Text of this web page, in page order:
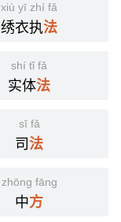
xiù yī zhí fǎ
绣衣执法
shí tǐ fǎ
实体法
sī fǎ
司法
zhōng fāng
中方